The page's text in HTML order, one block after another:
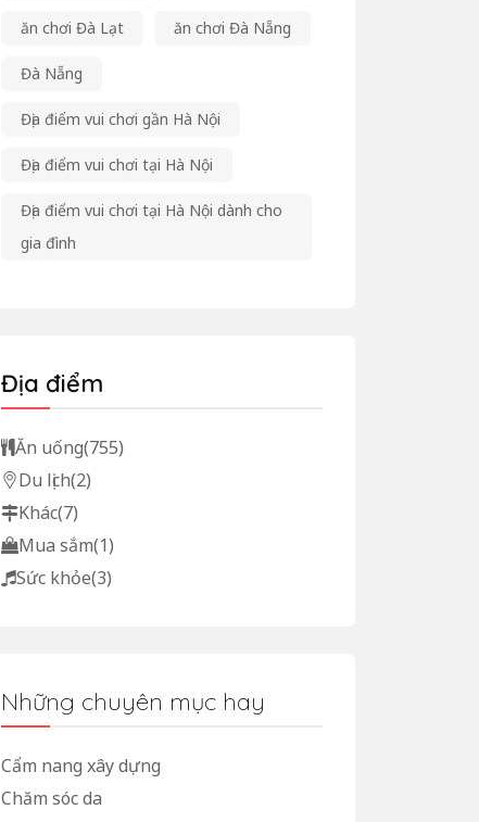
ăn chơi Đà Lạt ăn chơi Đà Nẵng
Đà Nẵng
Địa điểm vui chơi gần Hà Nội
Địa điểm vui chơi tại Hà Nội
Địa điểm vui chơi tại Hà Nội dành cho
gia đình
Địa điểm
Ăn uống(755)
Du lịch(2)
Khác(7)
Mua sắm(1)
Sức khỏe(3)
Những chuyên mục hay
Cẩm nang xây dựng
Chăm sóc da